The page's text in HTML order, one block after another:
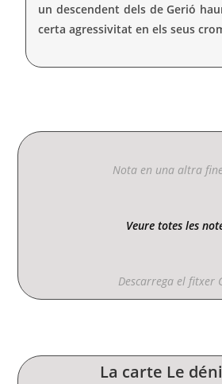
un descendent dels de Gerió
certa agressivitat en els seus
Nota en una altra
Veure totes les
Descarrega el fitxer
La carte Le